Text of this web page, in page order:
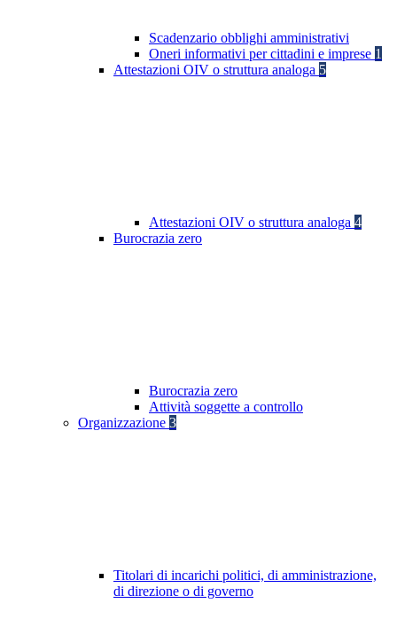
Scadenzario obblighi amministrativi
Oneri informativi per cittadini e imprese 1
Attestazioni OIV o struttura analoga 5
Attestazioni OIV o struttura analoga 4
Burocrazia zero
Burocrazia zero
Attività soggette a controllo
Organizzazione 3
Titolari di incarichi politici, di amministrazione,
di direzione o di governo